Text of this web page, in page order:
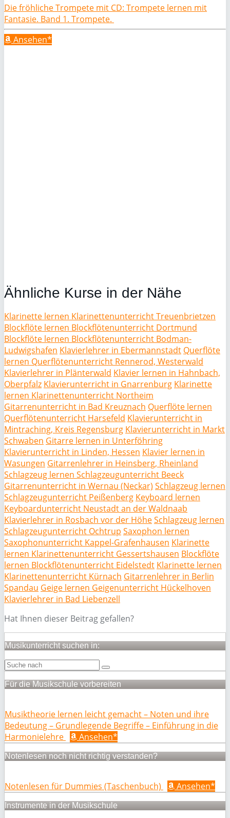
Die fröhliche Trompete mit CD: Trompete lernen mit
Fantasie. Band 1. Trompete.
Ansehen*
Ähnliche Kurse in der Nähe
Klarinette lernen Klarinettenunterricht Treuenbrietzen
Blockflöte lernen Blockflötenunterricht Dortmund
Blockflöte lernen Blockflötenunterricht Bodman-
Ludwigshafen Klavierlehrer in Ebermannstadt Querflöte
lernen Querflötenunterricht Rennerod, Westerwald
Klavierlehrer in Plänterwald Klavier lernen in Hahnbach,
Oberpfalz Klavierunterricht in Gnarrenburg Klarinette
lernen Klarinettenunterricht Northeim
Gitarrenunterricht in Bad Kreuznach Querflöte lernen
Querflötenunterricht Harsefeld Klavierunterricht in
Mintraching, Kreis Regensburg Klavierunterricht in Markt
Schwaben Gitarre lernen in Unterföhring
Klavierunterricht in Linden, Hessen Klavier lernen in
Wasungen Gitarrenlehrer in Heinsberg, Rheinland
Schlagzeug lernen Schlagzeugunterricht Beeck
Gitarrenunterricht in Wernau (Neckar) Schlagzeug lernen
Schlagzeugunterricht Peißenberg Keyboard lernen
Keyboardunterricht Neustadt an der Waldnaab
Klavierlehrer in Rosbach vor der HöheSchlagzeug lernen
Schlagzeugunterricht Ochtrup Saxophon lernen
Saxophonunterricht Kappel-Grafenhausen Klarinette
lernen Klarinettenunterricht Gessertshausen Blockflöte
lernen Blockflötenunterricht Eidelstedt Klarinette lernen
Klarinettenunterricht Kürnach Gitarrenlehrer in Berlin
Spandau Geige lernen Geigenunterricht Hückelhoven
Klavierlehrer in Bad Liebenzell
Hat Ihnen dieser Beitrag gefallen?
Musikunterricht suchen in:
Für die Musikschule vorbereiten
Musiktheorie lernen leicht gemacht – Noten und ihre
Bedeutung – Grundlegende Begriffe – Einführung in die
Harmonielehre
Ansehen*
Notenlesen noch nicht richtig verstanden?
Notenlesen für Dummies (Taschenbuch) Ansehen*
Instrumente in der Musikschule